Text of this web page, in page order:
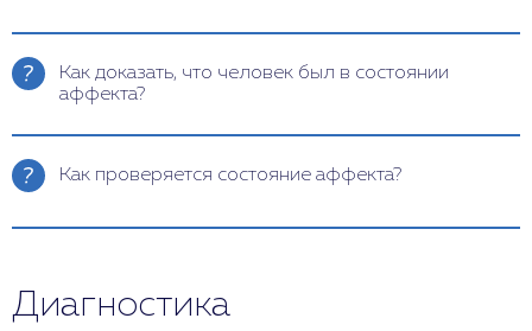
У такого исследования несколько названий, в
цели. Чаще всего встречаются термины:
психиатрическая экспертиза аффекта,
психолого-психиатрическая,
судебно-психиатрическая.
Аффект не ограничивается только агрессией.
Так, депрессивные расстройства характеризуются
пониженным настроением, грустью и отсутствием
эпизодами эйфории и депрессии. Тревожные
нервозности. Шизофрения иногда тоже
Как доказать, что человек был в состоянии
аффекта?
Требуется экспертное заключение. Оно станет
экспертизу и добиться объективного результата,
Это могут быть фотографии и запись с камеры,
Только эксперт с опытом и профессиональными
Как проверяется состояние аффекта?
Врач-психиатр наблюдает за мимикой, тоном,
реакция ситуации. Иногда эксперт использует
Диагностика